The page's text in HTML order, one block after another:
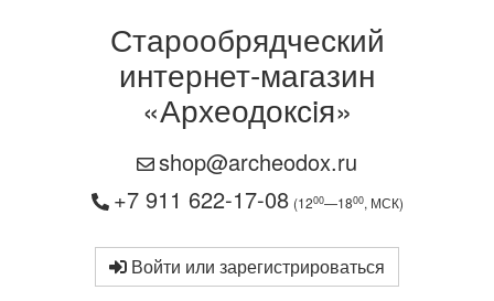
Старообрядческий
интернет-магазин
«Археодоксiя»
shop@archeodox.ru
+7 911 622-17-08 (1200—1800, МСК)
Войти или зарегистрироваться